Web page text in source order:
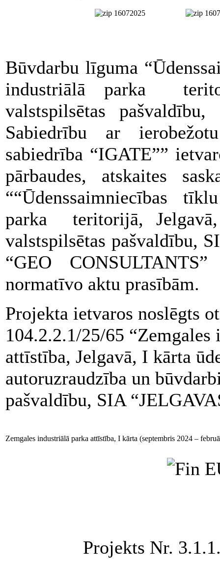
Būvdarbu līguma
industriālā parka
valstspilsētas
Sabiedrību ar
sabiedrība “IGATE””
pārbaudes, atskaites
““Ūdenssaimniecības
parka teritorijā, Jelgavā,
valstspilsētas pašvaldību,
“GEO
normatīvo aktu prasībām.
Projekta ietvaros noslēgts
104.2.2.1/25/65
attīstība, Jelgavā, I kārta
autoruzraudzība un
pašvaldību, SIA
Zemgales industriālā parka attīstība, I kārta (septembris 2024 –
Projekts Nr.